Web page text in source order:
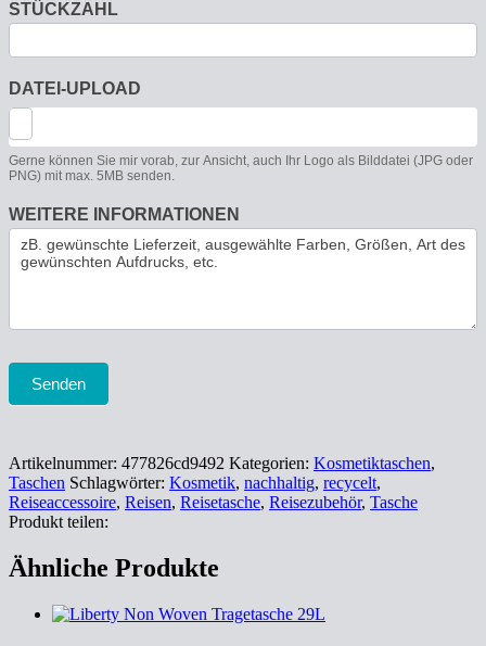
STÜCKZAHL
DATEI-UPLOAD
Gerne können Sie mir vorab, zur Ansicht, auch Ihr Logo als Bilddatei (JPG oder
PNG) mit max. 5MB senden.
WEITERE INFORMATIONEN
Senden
Artikelnummer: 477826cd9492 Kategorien: Kosmetiktaschen,
Taschen Schlagwörter: Kosmetik, nachhaltig, recycelt,
Reiseaccessoire, Reisen, Reisetasche, Reisezubehör, Tasche
Produkt teilen:
Ähnliche Produkte